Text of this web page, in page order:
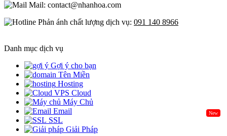
Mail: contact@nhanhoa.com
Phản ánh chất lượng dịch vụ: 091 140 8966
Danh mục dịch vụ
Gợi ý cho bạn
Tên Miền
Hosting
Cloud
Máy Chủ
New
Email
SSL
Giải Pháp